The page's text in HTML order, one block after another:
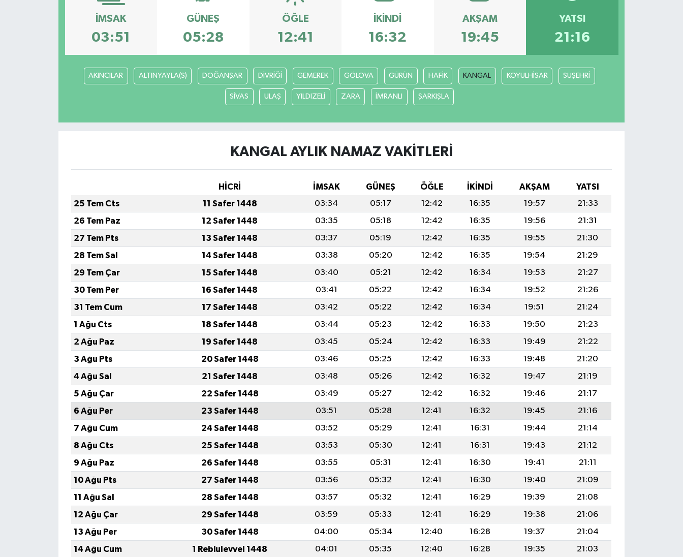
İMSAK
03:51
GÜNEŞ
05:28
ÖĞLE
12:41
İKINDI
16:32
AKŞAM
19:45
YATSI
21:16
AKINCILAR ALTINYAYLA(S) DOĞANŞAR DİVRİĞİ GEMEREK GÖLOVA GÜRÜN HAFİK KANGAL KOYULHİSAR SUŞEHRİ
SİVAS ULAŞ YILDIZELİ ZARA İMRANLI ŞARKIŞLA
KANGAL AYLIK NAMAZ VAKITLERI
HİCRİ İMSAK GÜNEŞ ÖĞLE İKINDI AKŞAM
YATSI
25 Tem Cts
11 Safer 1448 03:34 05:17 12:42 16:35 19:57
21:33
26 Tem Paz
12 Safer 1448 03:35 05:18 12:42 16:35 19:56
21:31
27 Tem Pts
13 Safer 1448 03:37 05:19 12:42 16:35 19:55
21:30
28 Tem Sal
14 Safer 1448 03:38 05:20 12:42 16:35 19:54
21:29
29 Tem Çar
15 Safer 1448 03:40 05:21 12:42 16:34 19:53
21:27
30 Tem Per
16 Safer 1448 03:41 05:22 12:42 16:34 19:52
21:26
31 Tem Cum
17 Safer 1448 03:42 05:22 12:42 16:34 19:51
21:24
1 Ağu Cts
18 Safer 1448 03:44 05:23 12:42 16:33 19:50
21:23
2 Ağu Paz
19 Safer 1448 03:45 05:24 12:42 16:33 19:49
21:22
3 Ağu Pts
20 Safer 1448 03:46 05:25 12:42 16:33 19:48
21:20
4 Ağu Sal
21 Safer 1448 03:48 05:26 12:42 16:32 19:47
21:19
5 Ağu Çar
22 Safer 1448 03:49 05:27 12:42 16:32 19:46
21:17
6 Ağu Per
23 Safer 1448 03:51 05:28 12:41 16:32 19:45
21:16
7 Ağu Cum
24 Safer 1448 03:52 05:29 12:41 16:31 19:44
21:14
8 Ağu Cts
25 Safer 1448 03:53 05:30 12:41 16:31 19:43
21:12
9 Ağu Paz
26 Safer 1448 03:55 05:31 12:41 16:30 19:41
21:11
10 Ağu Pts
27 Safer 1448 03:56 05:32 12:41 16:30 19:40
21:09
11 Ağu Sal
28 Safer 1448 03:57 05:32 12:41 16:29 19:39
21:08
12 Ağu Çar
29 Safer 1448 03:59 05:33 12:41 16:29 19:38
21:06
13 Ağu Per
30 Safer 1448 04:00 05:34 12:40 16:28 19:37
21:04
14 Ağu Cum
1 Rebiulevvel 1448 04:01 05:35 12:40 16:28 19:35
21:03
Vefat Edenler